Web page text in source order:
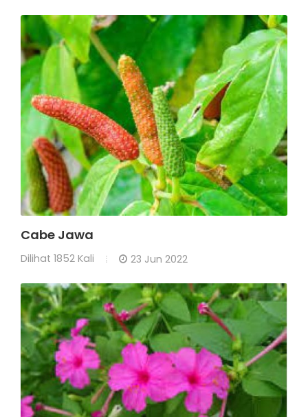
Cabe Jawa
Dilihat 1852 Kali 23 Jun 2022